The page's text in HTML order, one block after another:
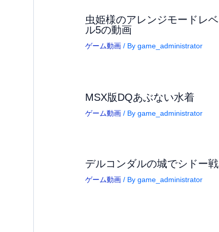
虫姫様のアレンジモードレベ
ル5の動画
ゲーム動画 / By game_administrator
MSX版DQあぶない水着
ゲーム動画 / By game_administrator
デルコンダルの城でシドー戦
ゲーム動画 / By game_administrator